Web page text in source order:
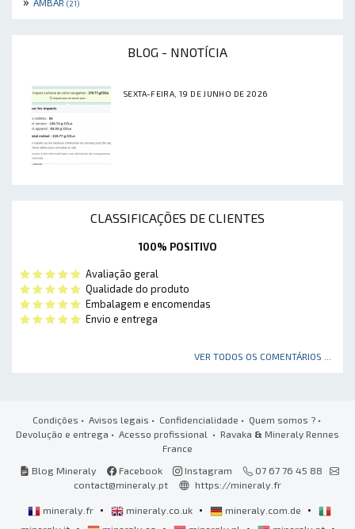
ÂMBAR (21)
BLOG - NNOTÍCIA
SEXTA-FEIRA, 19 DE JUNHO DE 2026
CLASSIFICAÇÕES DE CLIENTES
100% POSITIVO
Avaliação geral
Qualidade do produto
Embalagem e encomendas
Envio e entrega
VER TODOS OS COMENTÁRIOS ...
Condições • Avisos legais • Confidencialidade • Quem somos ?•
Devolução e entrega • Acesso profissional • Ravaka & Mineraly Rennes
France
Blog Mineraly
Facebook Instagram
07 67 76 45 88
contact@mineraly.pt
https://mineraly.fr
mineraly.fr • mineraly.co.uk • mineraly.com.de •